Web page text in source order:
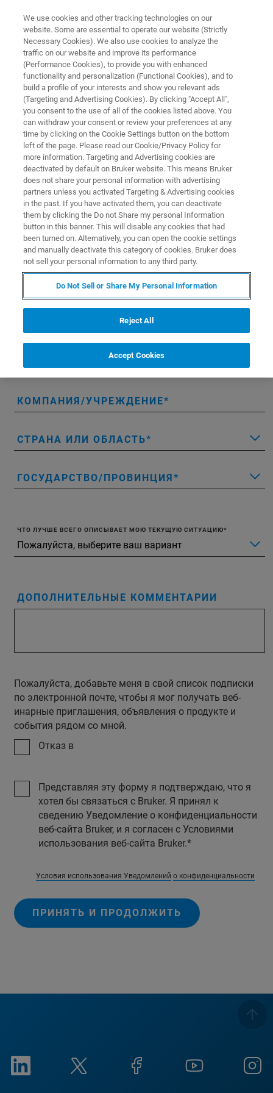
РЕШЕНИЯ ДЛЯ МИКРОСКОПИИ ФЛУОРЕСЦЕНЦИИ
Свяжитесь с нами
Эта страница является формой запроса.
Пожалуйста, заполните его и представить.
Мы рады ответить на Ваши вопросы.
Пожалуйста, заполните обязательные поля.
ЭЛЕКТРОННАЯ ПОЧТА
КОМПАНИЯ/УЧРЕЖДЕНИЕ
СТРАНА ИЛИ ОБЛАСТЬ
ГОСУДАРСТВО/ПРОВИНЦИЯ
ЧТО ЛУЧШЕ ВСЕГО ОПИСЫВАЕТ МОЮ ТЕКУЩУЮ СИТУАЦИЮ
ДОПОЛНИТЕЛЬНЫЕ КОММЕНТАРИИ
Пожалуйста, добавьте меня в свой список подписки
по электронной почте, чтобы я мог получать веб-
инарные приглашения, объявления о продукте и
события рядом со мной.
Отказ в
Представляя эту форму я подтверждаю, что я
хотел бы связаться с Bruker. Я принял к
сведению Уведомление о конфиденциальности
веб-сайта Bruker, и я согласен с Условиями
использования веб-сайта Bruker.
Условия использования Уведомлений о конфиденциальности
ПРИНЯТЬ И ПРОДОЛЖИТЬ
We use cookies and other tracking technologies on our
website. Some are essential to operate our website (Strictly
Necessary Cookies). We also use cookies to analyze the
traffic on our website and improve its performance
(Performance Cookies), to provide you with enhanced
functionality and personalization (Functional Cookies), and to
build a profile of your interests and show you relevant ads
(Targeting and Advertising Cookies). By clicking "Accept All",
you consent to the use of all of the cookies listed above. You
can withdraw your consent or review your preferences at any
time by clicking on the Cookie Settings button on the bottom
left of the page. Please read our Cookie/Privacy Policy for
more information. Targeting and Advertising cookies are
deactivated by default on Bruker website. This means Bruker
does not share your personal information with advertising
partners unless you activated Targeting & Advertising cookies
in the past. If you have activated them, you can deactivate
them by clicking the Do not Share my personal Information
button in this banner. This will disable any cookies that had
been turned on. Alternatively, you can open the cookie settings
and manually deactivate this category of cookies. Bruker does
not sell your personal information to any third party.
Do Not Sell or Share My Personal Information
Reject All
Accept Cookies